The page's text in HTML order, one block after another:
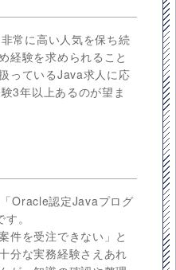
常に高い人気を保ち続
経験を求められること
っているJava求人に応
3年以上あるのが望ま
Oracle認定Javaプログ
。
件を受注できない」と
分な実務経験さえあれ